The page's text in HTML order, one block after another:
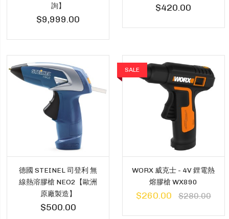
詢】
$9,999.00
$420.00
德國 STEINEL 司登利 無
線熱溶膠槍 NEO2【歐洲
原廠製造】
$500.00
SALE
WORX 威克士 - 4V 鋰電熱
熔膠槍 WX890
$260.00 $280.00